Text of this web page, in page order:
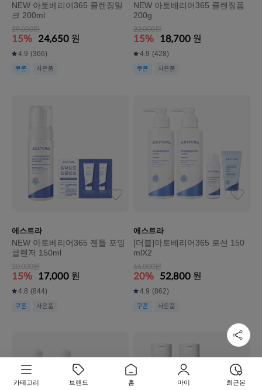
NEW 아토베리어365 클렌징밀
크 200ml
29,000원
15% 24,650 원
4.9 (366)
쿠폰 사은품
NEW 아토베리어365 클렌징폼
200g
22,000원
15% 18,700 원
4.9 (428)
쿠폰 사은품
에스트라
NEW 아토베리어365 젠틀 포밍
클렌저 150ml
20,000원
15% 17,000 원
4.8 (844)
쿠폰 사은품
에스트라
[더블]아토베리어365 로션 150
mlX2
66,000원
20% 52,800 원
4.9 (862)
쿠폰 사은품
카테고리 브랜드 홈 마이 최근본